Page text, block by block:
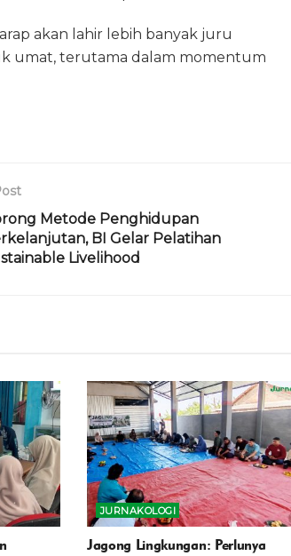
akan lahir lebih banyak juru
umat, terutama dalam momentum
Metode Penghidupan
BI Gelar Pelatihan
Livelihood
JURNAKOLOGI
Jagong Lingkungan: Perlunya